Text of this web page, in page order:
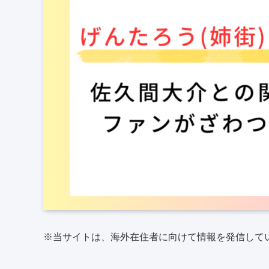
※当サイトは、海外在住者に向けて情報を発信して